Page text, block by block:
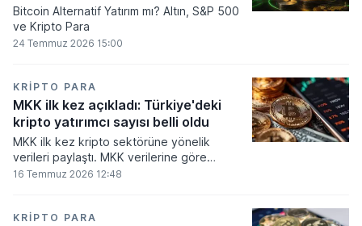
Bitcoin Alternatif Yatırım mı? Altın, S&P 500
ve Kripto Para
24 Temmuz 2026 15:00
KRIPTO PARA
MKK ilk kez açıkladı: Türkiye'deki
kripto yatırımcı sayısı belli oldu
MKK ilk kez kripto sektörüne yönelik
verileri paylaştı. MKK verilerine göre
platformlarda bugüne kadar 5,6 milyon
olarak belirlendi.
16 Temmuz 2026 12:48
KRIPTO PARA